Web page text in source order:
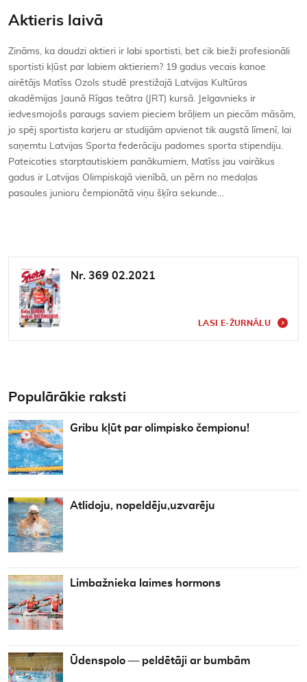
Aktieris laivā
Zināms, ka daudzi aktieri ir labi sportisti, bet cik bieži profesionāli
sportisti kļūst par labiem aktieriem? 19 gadus vecais kanoe
airētājs Matīss Ozols studē prestižajā Latvijas Kultūras
akadēmijas Jaunā Rīgas teātra (JRT) kursā. Jelgavnieks ir
iedvesmojošs paraugs saviem pieciem brāļiem un piecām māsām,
jo spēj sportista karjeru ar studijām apvienot tik augstā līmenī, lai
saņemtu Latvijas Sporta federāciju padomes sporta stipendiju.
Pateicoties starptautiskiem panākumiem, Matīss jau vairākus
gadus ir Latvijas Olimpiskajā vienībā, un pērn no medaļas
pasaules junioru čempionātā viņu šķīra sekunde…
Nr. 369 02.2021
LASI E-ŽURNĀLU
Populārākie raksti
Gribu kļūt par olimpisko čempionu!
Atlidoju, nopeldēju,uzvarēju
Limbažnieka laimes hormons
Ūdenspolo — peldētāji ar bumbām